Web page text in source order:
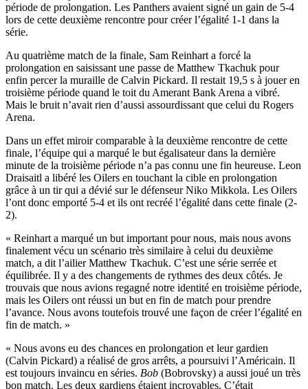
période de prolongation. Les Panthers avaient signé un gain de 5-4
lors de cette deuxième rencontre pour créer l’égalité 1-1 dans la
série.
Au quatrième match de la finale, Sam Reinhart a forcé la
prolongation en saisissant une passe de Matthew Tkachuk pour
enfin percer la muraille de Calvin Pickard. Il restait 19,5 s à jouer en
troisième période quand le toit du Amerant Bank Arena a vibré.
Mais le bruit n’avait rien d’aussi assourdissant que celui du Rogers
Arena.
Dans un effet miroir comparable à la deuxième rencontre de cette
finale, l’équipe qui a marqué le but égalisateur dans la dernière
minute de la troisième période n’a pas connu une fin heureuse. Leon
Draisaitl a libéré les Oilers en touchant la cible en prolongation
grâce à un tir qui a dévié sur le défenseur Niko Mikkola. Les Oilers
l’ont donc emporté 5-4 et ils ont recréé l’égalité dans cette finale (2-
2).
« Reinhart a marqué un but important pour nous, mais nous avons
finalement vécu un scénario très similaire à celui du deuxième
match, a dit l’ailier Matthew Tkachuk. C’est une série serrée et
équilibrée. Il y a des changements de rythmes des deux côtés. Je
trouvais que nous avions regagné notre identité en troisième période,
mais les Oilers ont réussi un but en fin de match pour prendre
l’avance. Nous avons toutefois trouvé une façon de créer l’égalité en
fin de match. »
« Nous avons eu des chances en prolongation et leur gardien
(Calvin Pickard) a réalisé de gros arrêts, a poursuivi l’Américain. Il
est toujours invaincu en séries. Bob (Bobrovsky) a aussi joué un très
bon match. Les deux gardiens étaient incroyables. C’était